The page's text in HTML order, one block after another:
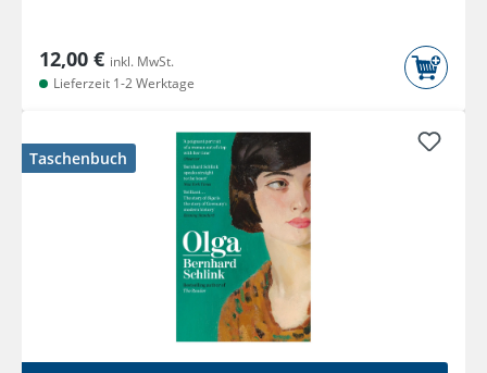
12,00 € inkl. MwSt.
Lieferzeit 1-2 Werktage
Taschenbuch